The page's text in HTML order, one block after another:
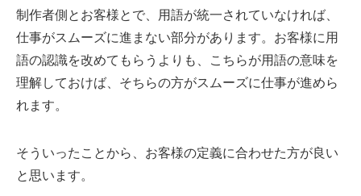
制作者側とお客様とで、用語が統一されていなければ、
仕事がスムーズに進まない部分があります。お客様に用
語の認識を改めてもらうよりも、こちらが用語の意味を
理解しておけば、そちらの方がスムーズに仕事が進めら
れます。
そういったことから、お客様の定義に合わせた方が良い
と思います。